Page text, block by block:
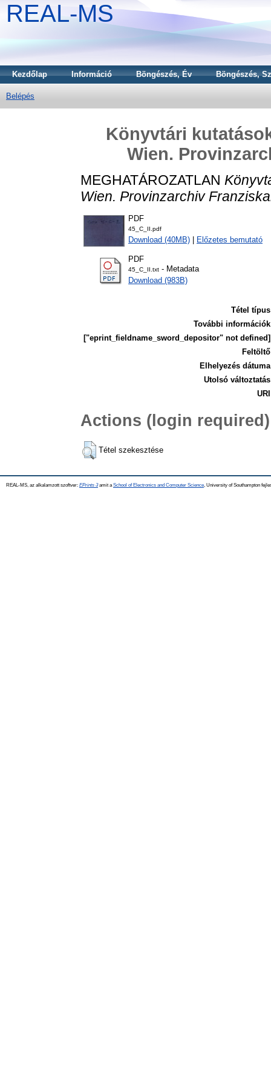
REAL-MS
Kezdőlap Információ Böngészés, Év Böngészés,
Belépés
Könyvtári
Wien.
MEGHATÁROZATLAN
Wien. Provinzarchiv
PDF
45_C_II.pdf
Download (40MB) Előzetes bemutató
PDF
45_C_II.txt - Metadata
Download (983B)
Tétel
További
["eprint_fieldname_sword_depositor" not
Elhelyezés
Utolsó
Actions (login required)
Tétel szekesztése
REAL-MS, az alkalamzott szoftver: EPrints 3amit a School of Electronics and Computer Science , University of Southampton